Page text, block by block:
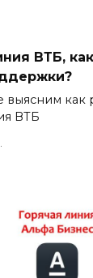
ВТБ,
выясним как
ВТБ